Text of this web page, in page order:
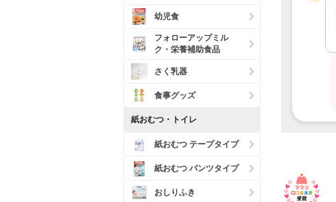
幼児食
フォローアップミル
ク・栄養補助食品
さく乳器
食事グッズ
紙おむつ・トイレ
紙おむつ テープタイプ
紙おむつ パンツタイプ
おしりふき